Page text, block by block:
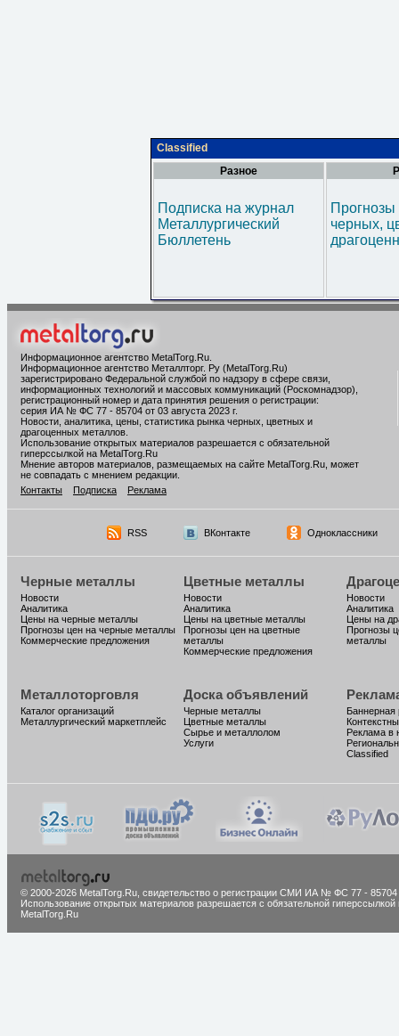
Classified
Разное
Подписка на журнал
Металлургический
Бюллетень
черных,
Информационное агентство MetalTorg.Ru
Информационное агентство Металлторг. Ру (MetalTorg.Ru)
зарегистрировано Федеральной службой по надзору в сфере связи,
информационных технологий и массовых коммуникаций (Роскомнадзор),
регистрационный номер и дата принятия решения о регистрации:
серия ИА № ФС 77 - 85704 от 03 августа 2023 г.
Новости, аналитика, цены, статистика рынка черных, цветных и
драгоценных металлов.
Использование открытых материалов разрешается с обязательной
гиперссылкой на MetalTorg.Ru
Мнение авторов материалов, размещаемых на сайте MetalTorg.Ru, может
не совпадать с мнением редакции.
Контакты
Подписка Реклама
RSS ВКонтакте Одноклассники
Черные металлы
Новости
Аналитика
Цены на черные металлы
Прогнозы цен на черные металлы
Коммерческие предложения
Цветные металлы
Новости
Аналитика
Цены на цветные металлы
Прогнозы цен на цветные
металлы
Коммерческие предложения
Новости
Аналитика
Цены на
Прогнозы
металлы
Металлоторговля
Каталог организаций
Металлургический маркетплейс
Доска объявлений
Черные металлы
Цветные металлы
Сырье и металлолом
Услуги
Баннерная
Реклама в
Classified
© 2000-2026 MetalTorg.Ru, cвидетельство о регистрации СМИ ИА № ФС 77 - 85704
Использование открытых материалов разрешается с обязательной гиперссылкой
MetalTorg.Ru